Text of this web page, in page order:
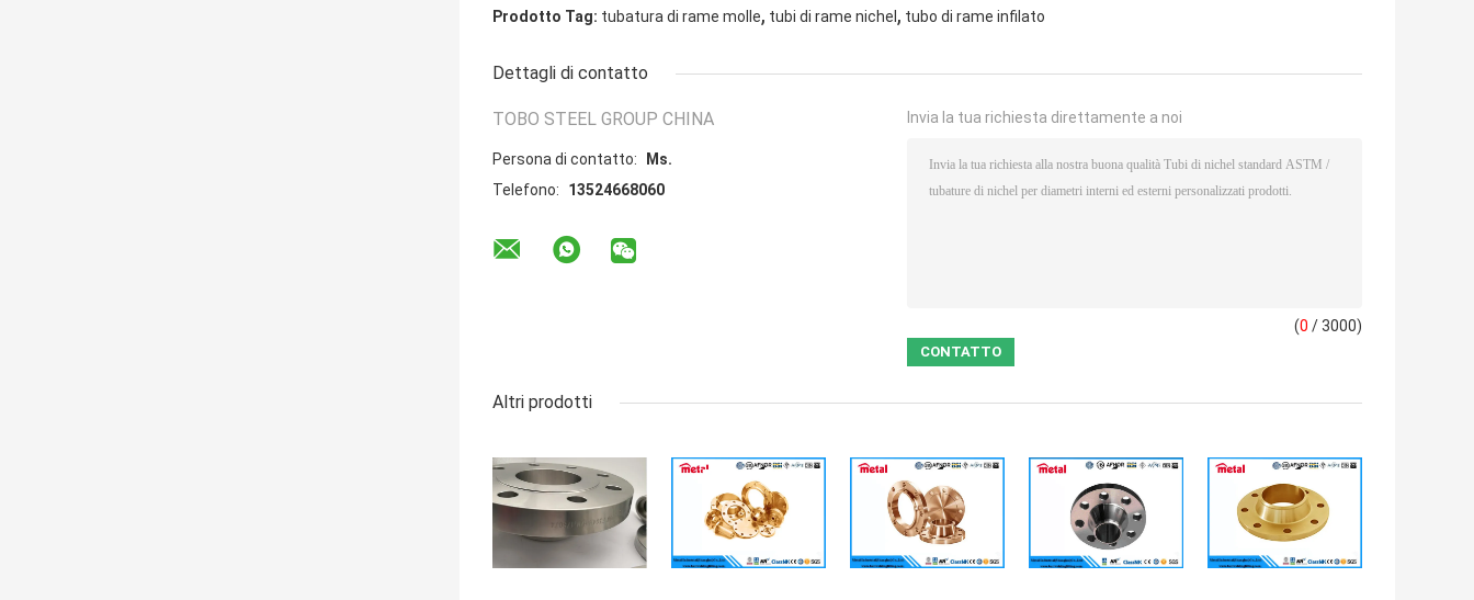
Prodotto Tag: tubatura di rame molle, tubi di rame nichel , tubo di rame infilato
Dettagli di contatto
TOBO STEEL GROUP CHINA
Persona di contatto:
Ms.
Telefono:
13524668060
Invia la tua richiesta direttamente a noi
(0 / 3000)
Altri prodotti